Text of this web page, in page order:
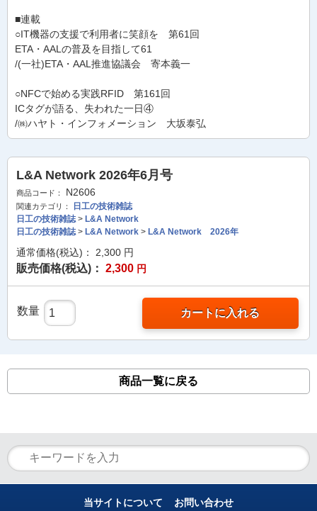
■連載
○IT機器の支援で利用者に笑顔を 第61回
ETA・AALの普及を目指して61
/(一社)ETA・AAL推進協議会 寄本義一
○NFCで始める実践RFID 第161回
ICタグが語る、失われた一日④
/㈱ハヤト・インフォメーション 大坂泰弘
L&A Network 2026年6月号
商品コード： N2606
関連カテゴリ：
日工の技術雑誌
日工の技術雑誌> L&A Network
日工の技術雑誌> L&A Network > L&A Network 2026年
通常価格(税込)： 2,300 円
販売価格(税込)： 2,300 円
数量 カートに入れる
商品一覧に戻る
当サイトについて お問い合わせ